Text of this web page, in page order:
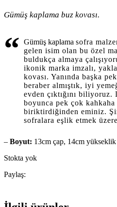
Gümüş kaplama buz kovası.
“ Gümüş kaplama sofra
gelen isim olan bu özel
buldukça almaya
ikonik marka imzalı,
kovası. Yanında başka
beraber almıştık, iyi
evden çıktığını biliyoruz.
boyunca pek çok
biriktirdiğinden eminiz.
sofralara eşlik etmek
– Boyut: 13cm çap, 14cm yükseklik
Stokta yok
Paylaş: